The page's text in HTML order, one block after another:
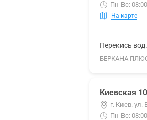
Пн-Вс:
На карте
Перекись
БЕРКАНА
Киевская
г. Киев.
Пн-Вс: